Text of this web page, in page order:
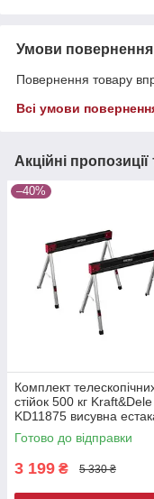
Умови повернення
Повернення товару
Всі умови
Акційні
–40%
Комплект
стійок 500 кг Kraft&Dele
KD11875 висувна
Готово до відправки
3 199 ₴ 5 330 ₴